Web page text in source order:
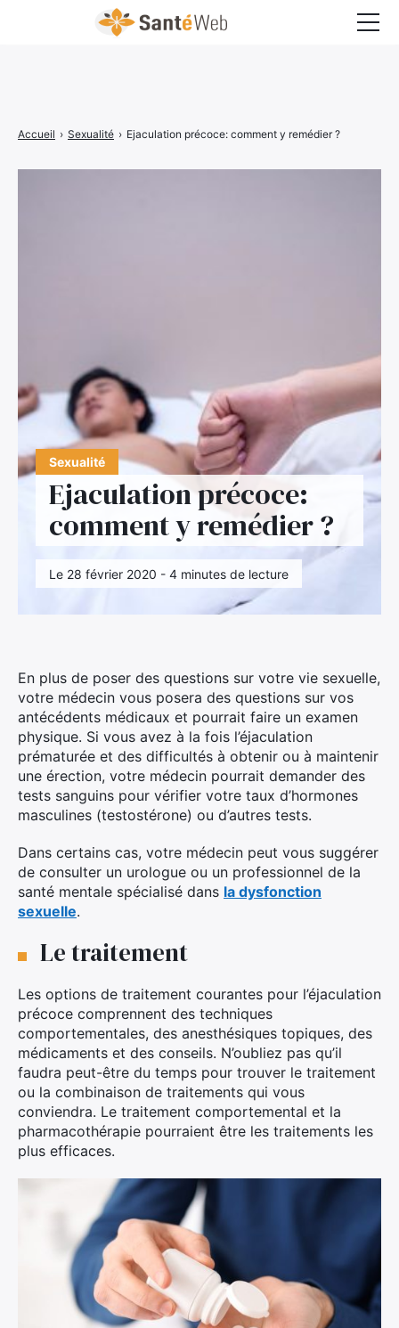
Sexualité
Ejaculation précoce:
comment y remédier ?
Le 28 février 2020 - 4 minutes de lecture
Accueil › Sexualité › Ejaculation précoce: comment y remédier ?
En plus de poser des questions sur votre vie sexuelle,
votre médecin vous posera des questions sur vos
antécédents médicaux et pourrait faire un examen
physique. Si vous avez à la fois l’éjaculation
prématurée et des difficultés à obtenir ou à maintenir
une érection, votre médecin pourrait demander des
tests sanguins pour vérifier votre taux d’hormones
masculines (testostérone) ou d’autres tests.
Dans certains cas, votre médecin peut vous suggérer
de consulter un urologue ou un professionnel de la
santé mentale spécialisé dans la dysfonction
sexuelle.
Le traitement
Les options de traitement courantes pour l’éjaculation
précoce comprennent des techniques
comportementales, des anesthésiques topiques, des
médicaments et des conseils. N’oubliez pas qu’il
faudra peut-être du temps pour trouver le traitement
ou la combinaison de traitements qui vous
conviendra. Le traitement comportemental et la
pharmacothérapie pourraient être les traitements les
plus efficaces.
Chirurgie